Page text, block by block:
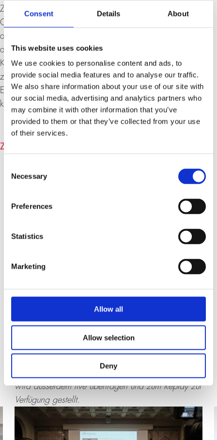
Consent Details About
This website uses cookies
We use cookies to personalise content and ads, to
provide social media features and to analyse our traffic.
We also share information about your use of our site with
our social media, advertising and analytics partners who
may combine it with other information that you’ve
provided to them or that they’ve collected from your use
of their services.
Selection
Necessary
Preferences
Statistics
Marketing
Allow all
Allow selection
Deny
Zaun gebrochen hat und gewaltsame Konflikte im Nahen
Osten kein Ende zu finden scheinen, wird das europäisch-
amerikanische Verhältnis zunehmend einer Zerreissprobe
ausgesetzt.
Kann Europa die Kraft aufbringen, Putin zum Frieden
zurückzudrängen? Wie könnte eine neue Ordnung
Europas aussehen, die den Frieden dauerhaft sichert und
künftige Aggressionen abschreckt?
ZUR AUFZEICHNUNG AUF VIMEO (VOLLBILD)
Die Veranstaltung ist öffentlich, der Eintritt frei.
verboten und sind zu unterlassen. Die Veranstaltung
wird ausserdem live übertragen und zum Replay zur
Verfügung gestellt.